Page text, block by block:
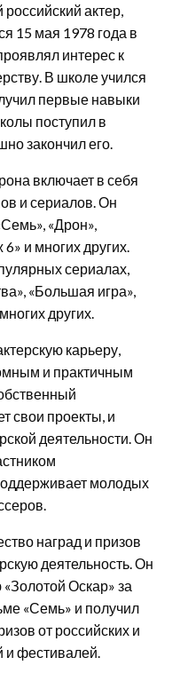
актер,
15 мая 1978 года в
интерес к
В школе учился
первые навыки
поступил в
закончил его.
включает в себя
и сериалов. Он
«Дрон»,
и многих других.
сериалах,
«Большая игра»,
других.
карьеру,
и практичным
свои проекты, и
деятельности. Он
молодых
наград и призов
деятельность. Он
Оскар» за
«Семь» и получил
от российских и
и фестивалей.